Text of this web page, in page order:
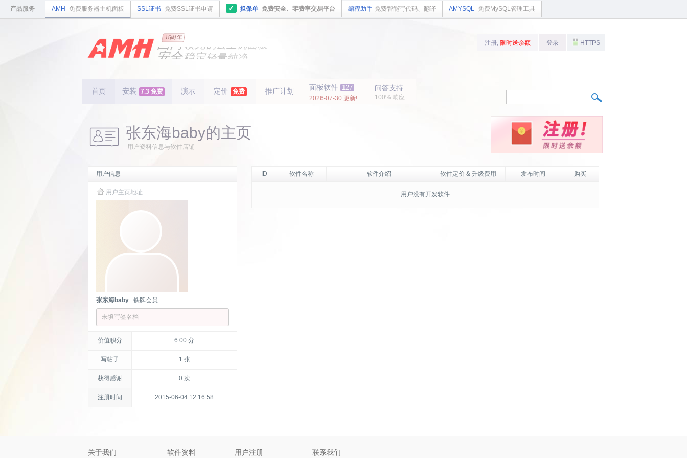
产品服务 AMH 免费服务器主机面板 SSL证书 免费SSL证书申请 ✓ 担保单 免费安全、零费率交易平台 编程助手 免费智能写代码、翻译 AMYSQL 免费MySQL管理工具
15周年
国内领先
安全稳定轻量纯净
首页 安装 7.3 免费 演示 定价 免费 推广计划 面板软件 127
2026-07-30 更新!
问答支持
100% 响应
注册, 限时送余额 登录 HTTPS
张东海baby的主页
用户资料信息与软件店铺
用户信息
用户主页地址
张东海baby 铁牌会员
未填写签名档
价值积分 6.00 分
写帖子 1 张
获得感谢 0 次
注册时间 2015-06-04 12:16:58
ID 软件名称 软件介绍 软件定价 & 升级费用 发布时间 购买
用户没有开发软件
关于我们 软件资料 用户注册 联系我们